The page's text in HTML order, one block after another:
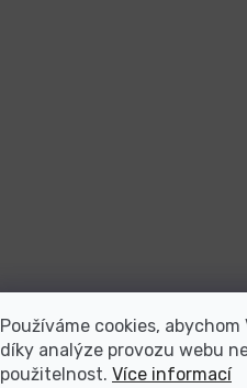
Používáme cookies,
díky analýze provozu webu
použitelnost. Více informací